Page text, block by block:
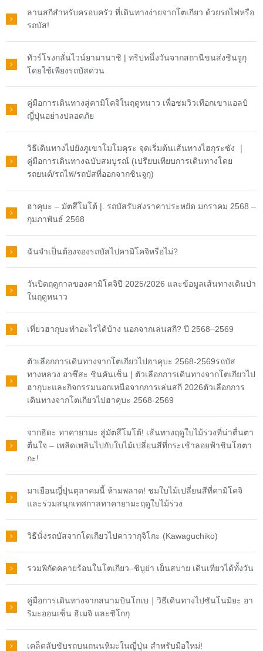
ลานสกีสำหรับครอบครัว ที่เดินทางง่ายจากโตเกียว ด้วยรถไฟหรือ
รถบัส!
ทัวร์โรงกลั่นไวน์ยามานาชิ | ทริปหนึ่งวันจากสถานีขนส่งชินจูกุ
โดยใช้เพียงรถบัสด่วน
คู่มือการเดินทางสู่คามิโคจิในฤดูหนาว เพื่อชมวิวเทือกเขาแอลป์
ญี่ปุ่นอย่างปลอดภัย
วิธีเดินทางไปยังภูเขาโมโมคุระ จุดเริ่มต้นเส้นทางไฮกุระซัง ｜
คู่มือการเดินทางฉบับสมบูรณ์ (เปรียบเทียบการเดินทางโดย
รถยนต์/รถไฟ/รถบัสที่ออกจากชินจูกุ)
ฮาคุบะ – มัตสึโมโต้ |. รถบัสรับส่งราคาประหยัด มกราคม 2568 –
กุมภาพันธ์ 2568
ฉันจำเป็นต้องจองรถบัสไปคามิโคจิหรือไม่?
วันปิดฤดูกาลของคามิโคจิปี 2025/2026 และข้อมูลเส้นทางเดินป่า
ในฤดูหนาว
เที่ยวฮากุบะทำอะไรได้บ้าง นอกจากเล่นสกี? ปี 2568–2569
ตัวเลือกการเดินทางจากโตเกียวไปฮาคุบะ 2568-2569รถบัส
ทางหลวง อาซึสะ ชินคันเซ็น | ตัวเลือกการเดินทางจากโตเกียวไป
ฮากุบะและกิจกรรมนอกเหนือจากการเล่นสกี 2026ตัวเลือกการ
เดินทางจากโตเกียวไปฮาคุบะ 2568-2569
จากฮิดะ ทาคายามะ สู่มัตสึโมโต้! เส้นทางฤดูใบไม้ร่วงที่น่าตื่นตา
ตื่นใจ – เพลิดเพลินไปกับใบไม้เปลี่ยนสีที่กระเช้าลอยฟ้าชินโฮตา
กะ!
มาเยือนญี่ปุ่นตุลาคมนี้ ห้ามพลาด! ชมใบไม้เปลี่ยนสีที่คามิโคจิ
และร่วมสนุกเทศกาลทาคายามะฤดูใบไม้ร่วง
วิธีนั่งรถบัสจากโตเกียวไปคาวากุจิโกะ (Kawaguchiko)
รวมพิกัดคลายร้อนในโตเกียว–ชิบูย่า เย็นสบาย เดินเที่ยวได้ทั้งวัน
คู่มือการเดินทางจากสนามบินโกเบ｜วิธีเดินทางไปซันโนมิยะ อา
ริมะออนเซ็น ฮิเมจิ และชิโกกุ
เคล็ดลับขับรถบนถนนหิมะในญี่ปุ่น สำหรับมือใหม่!